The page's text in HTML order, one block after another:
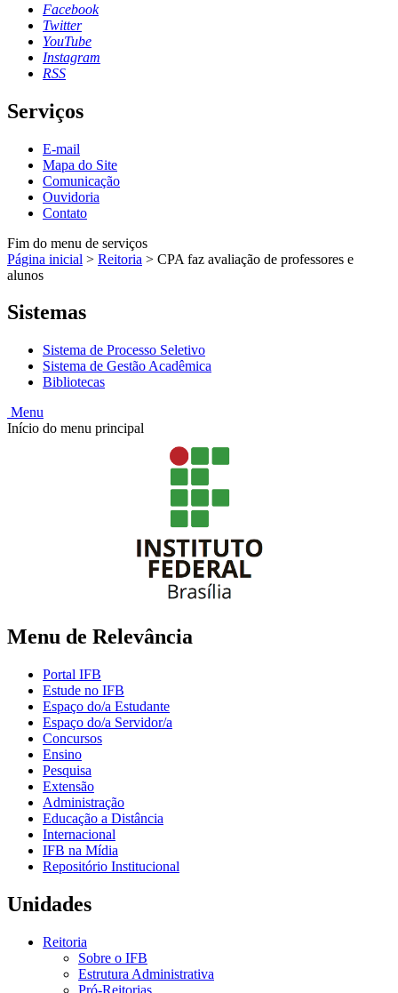
Facebook
Twitter
YouTube
Instagram
RSS
Serviços
E-mail
Mapa do Site
Comunicação
Ouvidoria
Contato
Fim do menu de serviços
Página inicial > Reitoria > CPA faz avaliação de professores e
alunos
Sistemas
Sistema de Processo Seletivo
Sistema de Gestão Acadêmica
Bibliotecas
Menu
Início do menu principal
Menu de Relevância
Portal IFB
Estude no IFB
Espaço do/a Estudante
Espaço do/a Servidor/a
Concursos
Ensino
Pesquisa
Extensão
Administração
Educação a Distância
Internacional
IFB na Mídia
Repositório Institucional
Unidades
Reitoria
Sobre o IFB
Estrutura Administrativa
Pró-Reitorias